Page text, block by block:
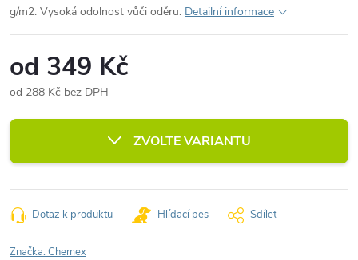
g/m2. Vysoká odolnost vůči oděru. Detailní informace
od 349 Kč
od 288 Kč bez DPH
cena:
ZVOLTE VARIANTU
Dotaz k produktu Hlídací pes Sdílet
Značka:Chemex